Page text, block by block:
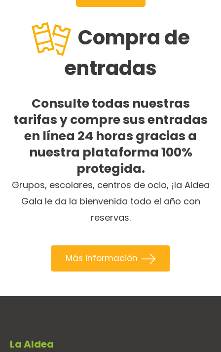
Compra de
entradas
Consulte todas nuestras
tarifas y compre sus entradas
en línea 24 horas gracias a
nuestra plataforma 100%
protegida.
Grupos, escolares, centros de ocio, ¡la Aldea
Gala le da la bienvenida todo el año con
reservas.
Más información
La Aldea